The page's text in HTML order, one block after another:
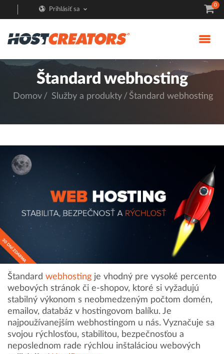
Prihlásiť sa
0
Štandard webhosting
Domov Služby a produkty Štandard webhosting
Štandard webhosting je vhodný pre vysoké percento
webových stránok či e-shopov, ktoré si vyžadujú
stabilný výkonom s neobmedzeným počtom domén,
emailov, databáz v hostingovom balíku. Je
najpoužívanejším webhostingom u nás. Vyznačuje sa
svojou rýchlosťou, stabilitou, bezpečnosťou a
neposlednom rade rýchlou inštaláciou webových